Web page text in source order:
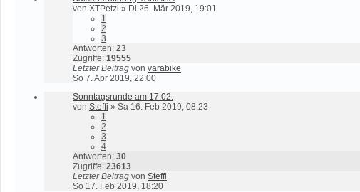
von XTPetzi » Di 26. Mär 2019, 19:01
1
2
3
Antworten: 23
Zugriffe: 19555
Letzter Beitrag von varabike
So 7. Apr 2019, 22:00
Sonntagsrunde am 17.02.
von Steffi » Sa 16. Feb 2019, 08:23
1
2
3
4
Antworten: 30
Zugriffe: 23613
Letzter Beitrag von Steffi
So 17. Feb 2019, 18:20